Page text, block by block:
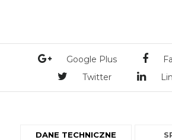
Google Plus
Twitter
DANE TECHNICZNE